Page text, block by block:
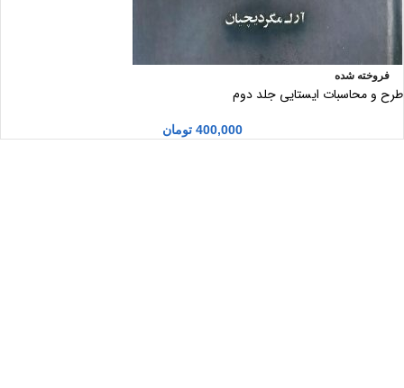
فروخته شده
طرح و محاسبات ایستایی جلد دوم
400,000 تومان